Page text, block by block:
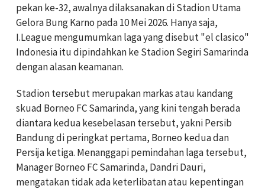
pekan ke-32, awalnya dilaksanakan di Stadion Utama
Gelora Bung Karno pada 10 Mei 2026. Hanya saja,
I.League mengumumkan laga yang disebut "el clasico"
Indonesia itu dipindahkan ke Stadion Segiri Samarinda
dengan alasan keamanan.
Stadion tersebut merupakan markas atau kandang
skuad Borneo FC Samarinda, yang kini tengah berada
diantara kedua kesebelasan tersebut, yakni Persib
Bandung di peringkat pertama, Borneo kedua dan
Persija ketiga. Menanggapi pemindahan laga tersebut,
Manager Borneo FC Samarinda, Dandri Dauri,
mengatakan tidak ada keterlibatan atau kepentingan